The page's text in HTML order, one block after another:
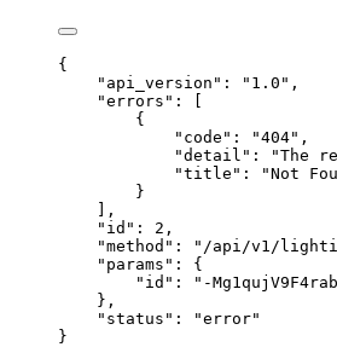
{
"api_version" : " 1.0 " ,
"errors" : [
{
"code" : "404" ,
"detail" : "The
"title" : "Not
}
],
"id" : 2 ,
"method" : " /api/v1/
"params" : {
"id" : " -
},
"status" : "error"
}